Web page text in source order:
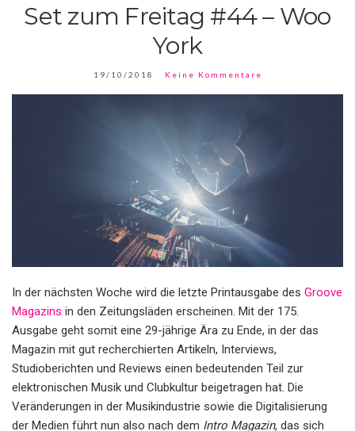
Set zum Freitag #44 – Woo
York
19/10/2018 Keine Kommentare
In der nächsten Woche wird die letzte Printausgabe des Groove
Magazins in den Zeitungsläden erscheinen. Mit der 175.
Ausgabe geht somit eine 29-jährige Ära zu Ende, in der das
Magazin mit gut recherchierten Artikeln, Interviews,
Studioberichten und Reviews einen bedeutenden Teil zur
elektronischen Musik und Clubkultur beigetragen hat. Die
Veränderungen in der Musikindustrie sowie die Digitalisierung
der Medien führt nun also nach dem Intro Magazin, das sich